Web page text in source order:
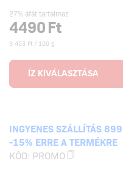
27% áfát tartalmaz
4490Ft
3 453 Ft / 100 g
INGYENES SZÁLLÍTÁS
-15% ERRE A TERMÉKRE
KÓD: PROMO